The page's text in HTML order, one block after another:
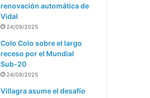
renovación automática de
Vidal
24/09/2025
Colo Colo sobre el largo
receso por el Mundial
Sub-20
24/09/2025
Villagra asume el desafío